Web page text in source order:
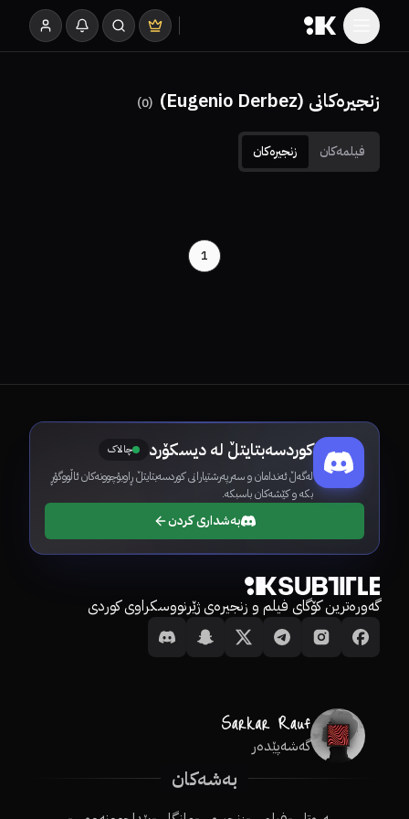
زنجیرەکانی (Eugenio Derbez) (
0
)
فیلمەکان زنجیرەکان
1
کوردسەبتایتڵ لە دیسکۆرد چالاک
لەگەڵ ئەندامان و سەرپەرشتیارانی کوردسەبتایتڵ ڕاوبۆچوونەکان ئاڵووگۆڕ
بکە و کێشەکان باسبکە.
بەشداری کردن
گەورەترین کۆگای فیلم و زنجیرەی ژێرنووسکراوی کوردی
گەشەپێدەر
بەشەکان